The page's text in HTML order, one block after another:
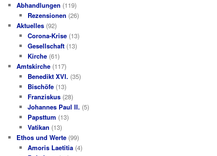
Abhandlungen (119)
Rezensionen (26)
Aktuelles (92)
Corona-Krise(13)
Gesellschaft(13)
Kirche(61)
Amtskirche (117)
Benedikt XVI. (35)
Bischöfe(13)
Franziskus(28)
Johannes Paul II. (5)
Papsttum (13)
Vatikan (13)
Ethos und Werte (99)
Amoris Laetitia(4)